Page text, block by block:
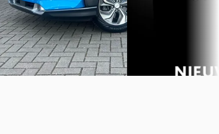
Terhorstclassics
Bekijk aanbieding →
Vergelijk